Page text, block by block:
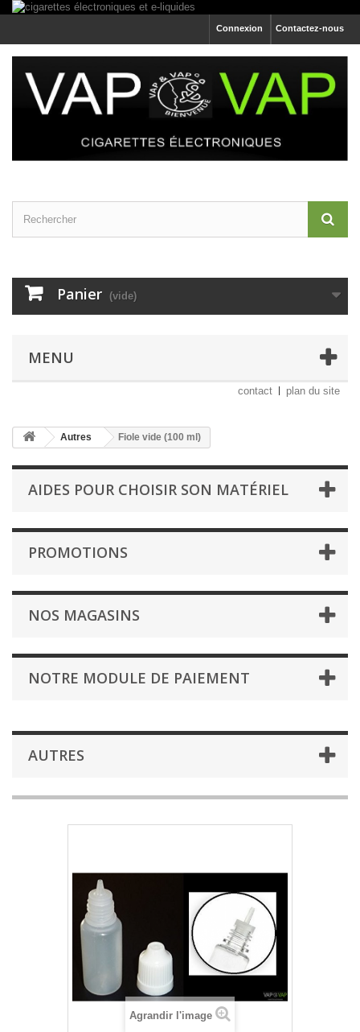
Contactez-nous
Connexion
Panier (vide)
MENU
contact plan du site
Autres Fiole vide (100 ml)
AIDES POUR CHOISIR SON MATÉRIEL
PROMOTIONS
NOS MAGASINS
NOTRE MODULE DE PAIEMENT
AUTRES
Agrandir l'image